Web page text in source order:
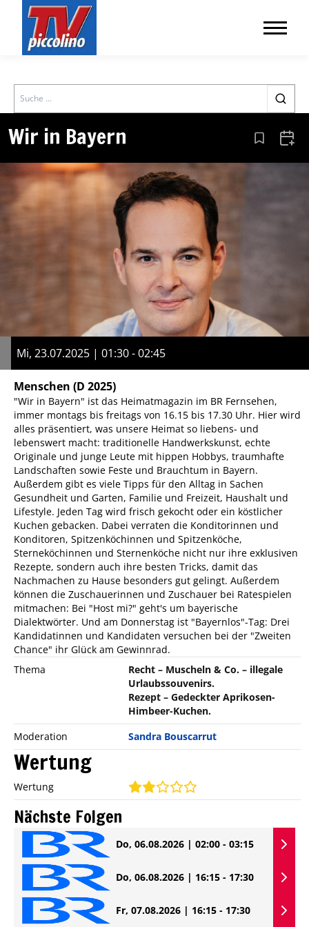
Search
Wir in Bayern Aus den
Mi, 23.07.2025 | 01:30 - 02:45
Menschen (D 2025)
"Wir in Bayern" ist das Heimatmagazin im BR Fernsehen,
immer montags bis freitags von 16.15 bis 17.30 Uhr. Hier wird
alles präsentiert, was unsere Heimat so liebens- und
lebenswert macht: traditionelle Handwerkskunst, echte
Originale und junge Leute mit hippen Hobbys, traumhafte
Landschaften sowie Feste und Brauchtum in Bayern.
Außerdem gibt es viele Tipps für den Alltag in Sachen
Gesundheit und Garten, Familie und Freizeit, Haushalt und
Lifestyle. Jeden Tag wird frisch gekocht oder ein köstlicher
Kuchen gebacken. Dabei verraten die Konditorinnen und
Konditoren, Spitzenköchinnen und Spitzenköche,
Sterneköchinnen und Sternenköche nicht nur ihre exklusiven
Rezepte, sondern auch ihre besten Tricks, damit das
Nachmachen zu Hause besonders gut gelingt. Außerdem
können die Zuschauerinnen und Zuschauer bei Ratespielen
mitmachen: Bei "Host mi?" geht's um bayerische
Dialektwörter. Und am Donnerstag ist "Bayernlos"-Tag: Drei
Kandidatinnen und Kandidaten versuchen bei der "Zweiten
Chance" ihr Glück am Gewinnrad.
Thema
Recht – Muscheln & Co. – illegale
Urlaubssouvenirs.
Rezept – Gedeckter Aprikosen-
Himbeer-Kuchen.
Moderation
Sandra Bouscarrut
Wertung
Wertung
Nächste Folgen
Do, 06.08.2026 | 02:00 - 03:15
Do, 06.08.2026 | 16:15 - 17:30
Fr, 07.08.2026 | 16:15 - 17:30